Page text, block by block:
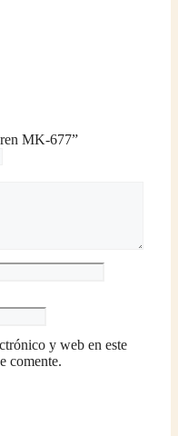
MK-677”
y web en este
comente.